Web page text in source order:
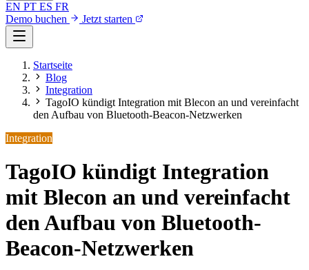
EN PT ES FR
Demo buchen
Jetzt starten
Startseite
Blog
Integration
TagoIO kündigt Integration mit Blecon an und vereinfacht
den Aufbau von Bluetooth-Beacon-Netzwerken
Integration
TagoIO kündigt Integration
mit Blecon an und vereinfacht
den Aufbau von Bluetooth-
Beacon-Netzwerken